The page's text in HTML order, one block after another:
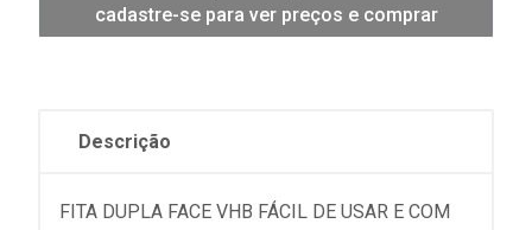
cadastre-se para ver preços e comprar
Descrição
FITA DUPLA FACE VHB FÁCIL DE USAR E COM